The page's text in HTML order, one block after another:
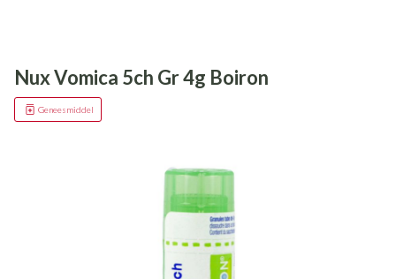
Nux Vomica 5ch Gr 4g Boiron
Geneesmiddel